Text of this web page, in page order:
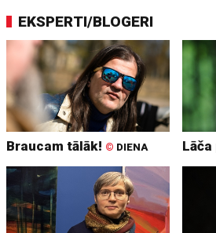
EKSPERTI/BLOGERI
Braucam tālāk! © DIENA